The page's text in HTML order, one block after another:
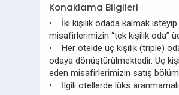
Konaklama Bilgileri
• İki kişilik odada kalmak isteyip
misafirlerimizin “tek kişilik oda”
• Her otelde üç kişilik (triple)
odaya dönüştürülmektedir. Üç
eden misafirlerimizin satış
• İlgili otellerde lüks